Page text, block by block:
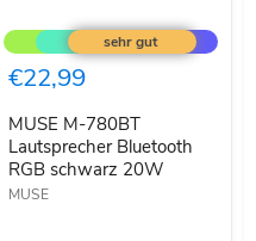
M-
780BT
Lautsprecher
Bluetooth
schwarz
20W
€22,99
MUSE M-780BT
Lautsprecher Bluetooth
RGB schwarz 20W
MUSE